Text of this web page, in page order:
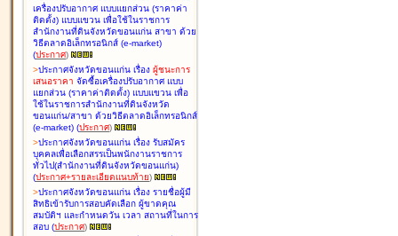
เครื่องปรับอากาศ แบบแยกส่วน (ราคาค่า
ติดตั้ง) แบบแขวน เพื่อใช้ในราชการ
สำนักงานที่ดินจังหวัดขอนแก่น สาขา ด้วย
วิธีตลาดอิเล็กทรอนิกส์ (e-market)
(ประกาศ)
>ประกาศจังหวัดขอนแก่น เรื่อง ผู้ชนะการ
เสนอราคา จัดซื้อเครื่องปรับอากาศ แบบ
แยกส่วน (ราคาค่าติดตั้ง) แบบแขวน เพื่อ
ใช้ในราชการสำนักงานที่ดินจังหวัด
ขอนแก่น/สาขา ด้วยวิธีตลาดอิเล็กทรอนิกส์
(e-market) (ประกาศ)
>ประกาศจังหวัดขอนแก่น เรื่อง รับสมัคร
บุคคลเพื่อเลือกสรรเป็นพนักงานราชการ
ทั่วไป(สำนักงานที่ดินจังหวัดขอนแก่น)
(ประกาศ+รายละเอียดแนบท้าย)
>ประกาศจังหวัดขอนแก่น เรื่อง รายชื่อผู้มี
สิทธิเข้ารับการสอบคัดเลือก ผู้ขาดคุณ
สมบัติฯ และกำหนดวัน เวลา สถานที่ในการ
สอบ (ประกาศ)